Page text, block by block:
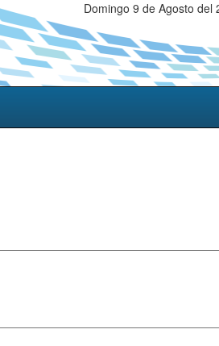
Domingo 9 de Agosto del